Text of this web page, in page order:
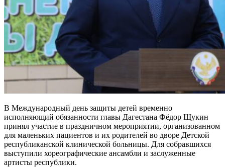
В Международный день защиты детей временно
исполняющий обязанности главы Дагестана Фёдор Щукин
принял участие в праздничном мероприятии, организованном
для маленьких пациентов и их родителей во дворе Детской
республиканской клинической больницы. Для собравшихся
выступили хореографические ансамбли и заслуженные
артисты республики.